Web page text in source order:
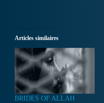
Articles similaires
BRIDES OF ALLAH